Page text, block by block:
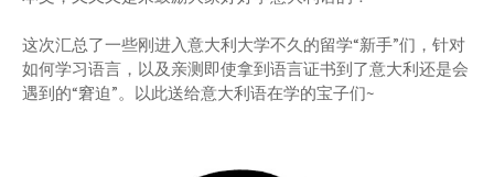
这次汇总了一些刚进入意大利大学不久的留学“新手”们，针对
如何学习语言，以及亲测即使拿到语言证书到了意大利还是会
遇到的“窘迫”。以此送给意大利语在学的宝子们~